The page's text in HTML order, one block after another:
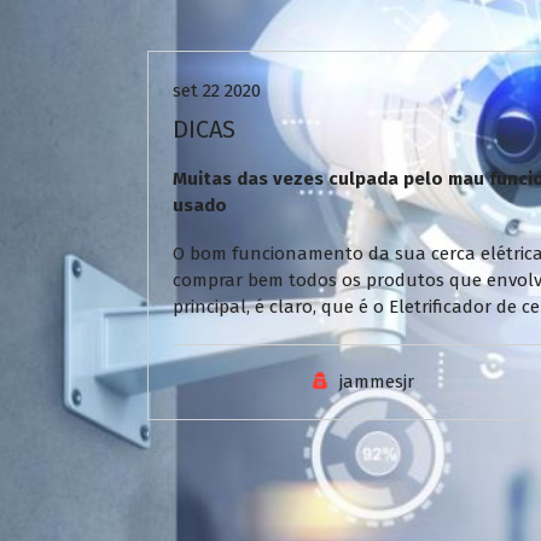
Uncategorized
set 22 2020
DICAS
Muitas das vezes culpada pelo mau
usado
O bom funcionamento da sua cerca
comprar bem todos os produtos que
principal, é claro, que é o Eletrificador de
jammesjr